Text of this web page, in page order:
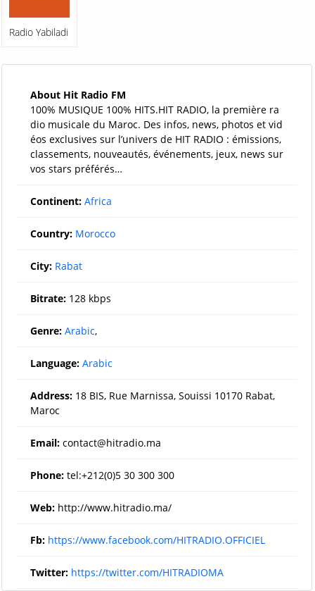
Radio Yabiladi
About Hit Radio FM
100% MUSIQUE 100% HITS.HIT RADIO, la première ra
dio musicale du Maroc. Des infos, news, photos et vid
éos exclusives sur l’univers de HIT RADIO : émissions,
classements, nouveautés, événements, jeux, news sur
vos stars préférés…
Continent: Africa
Country: Morocco
City: Rabat
Bitrate: 128 kbps
Genre: Arabic,
Language: Arabic
Address: 18 BIS, Rue Marnissa, Souissi 10170 Rabat,
Maroc
Email: contact@hitradio.ma
Phone: tel:+212(0)5 30 300 300
Web: http://www.hitradio.ma/
Fb: https://www.facebook.com/HITRADIO.OFFICIEL
Twitter: https://twitter.com/HITRADIOMA